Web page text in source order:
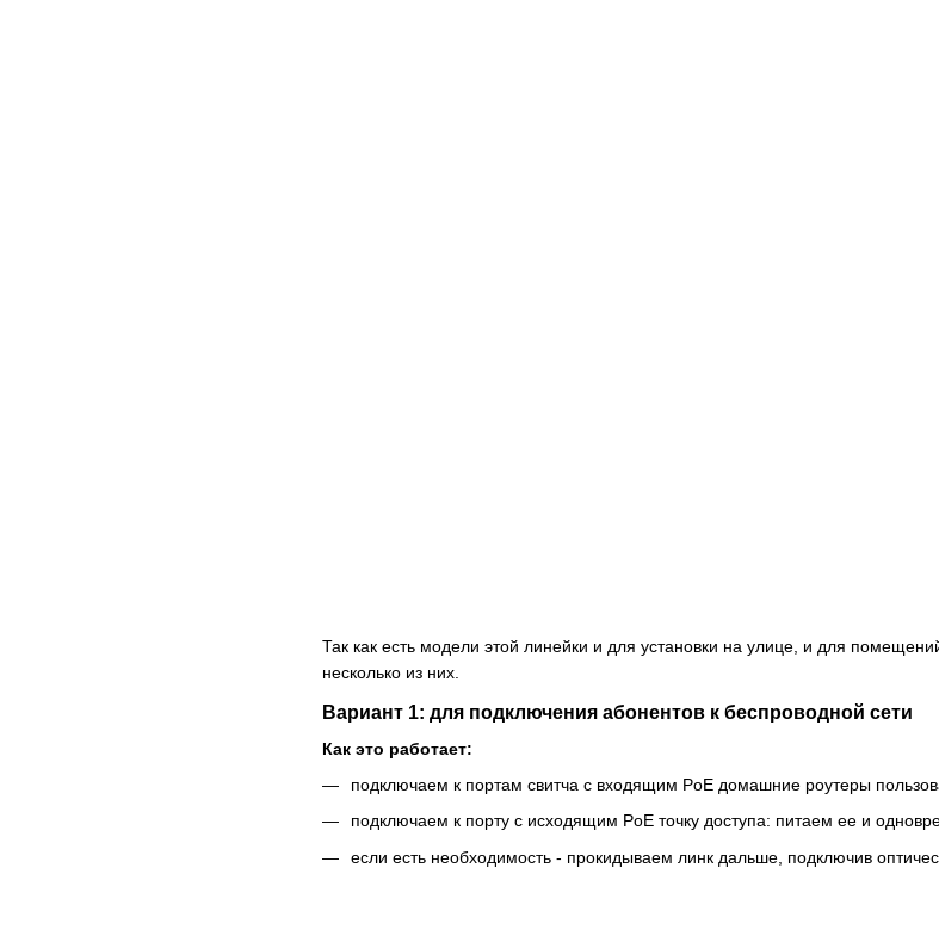
Так как есть модели этой линейки и для установки на улице, и для
несколько из них.
Вариант 1: для подключения абонентов к беспроводной сети
Как это работает:
подключаем к портам свитча с входящим PoE домашние роутеры
подключаем к порту с исходящим PoE точку доступа: питаем ее и
если есть необходимость - прокидываем линк дальше, подключив